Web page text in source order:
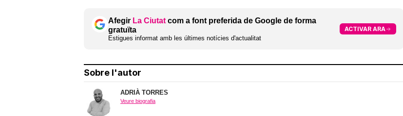
Afegir La Ciutatcom a font preferida de Google de forma
gratuïta
Estigues informat amb les últimes notícies d'actualitat
ACTIVAR ARA
Sobre l'autor
ADRIÀ TORRES
Veure biografia